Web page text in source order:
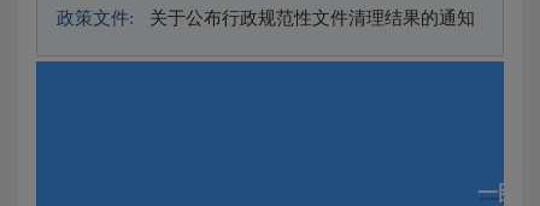
政策文件: 关于公布行政规范性文件清理结果的通知
一图